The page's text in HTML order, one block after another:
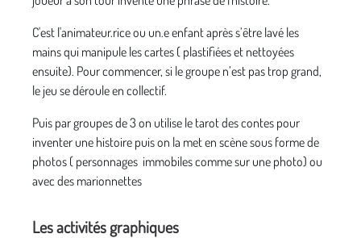
C'est l'animateur.rice ou un.e enfant après s’être lavé les
mains qui manipule les cartes ( plastifiées et nettoyées
ensuite). Pour commencer, si le groupe n’est pas trop grand,
le jeu se déroule en collectif.
Puis par groupes de 3 on utilise le tarot des contes pour
inventer une histoire puis on la met en scène sous forme de
photos ( personnages immobiles comme sur une photo) ou
avec des marionnettes
Les activités graphiques